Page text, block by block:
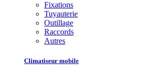
Fixations
Tuyauterie
Outillage
Raccords
Autres
Climatiseur mobile